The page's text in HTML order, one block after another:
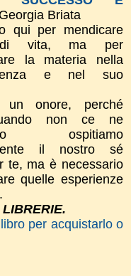
Briata
qui per mendicare
di vita, ma per
la materia nella
e nel suo
onore, perché
non ce ne
ospitiamo
il nostro sé
te, ma è necessario
quelle esperienze
per acquistarlo o